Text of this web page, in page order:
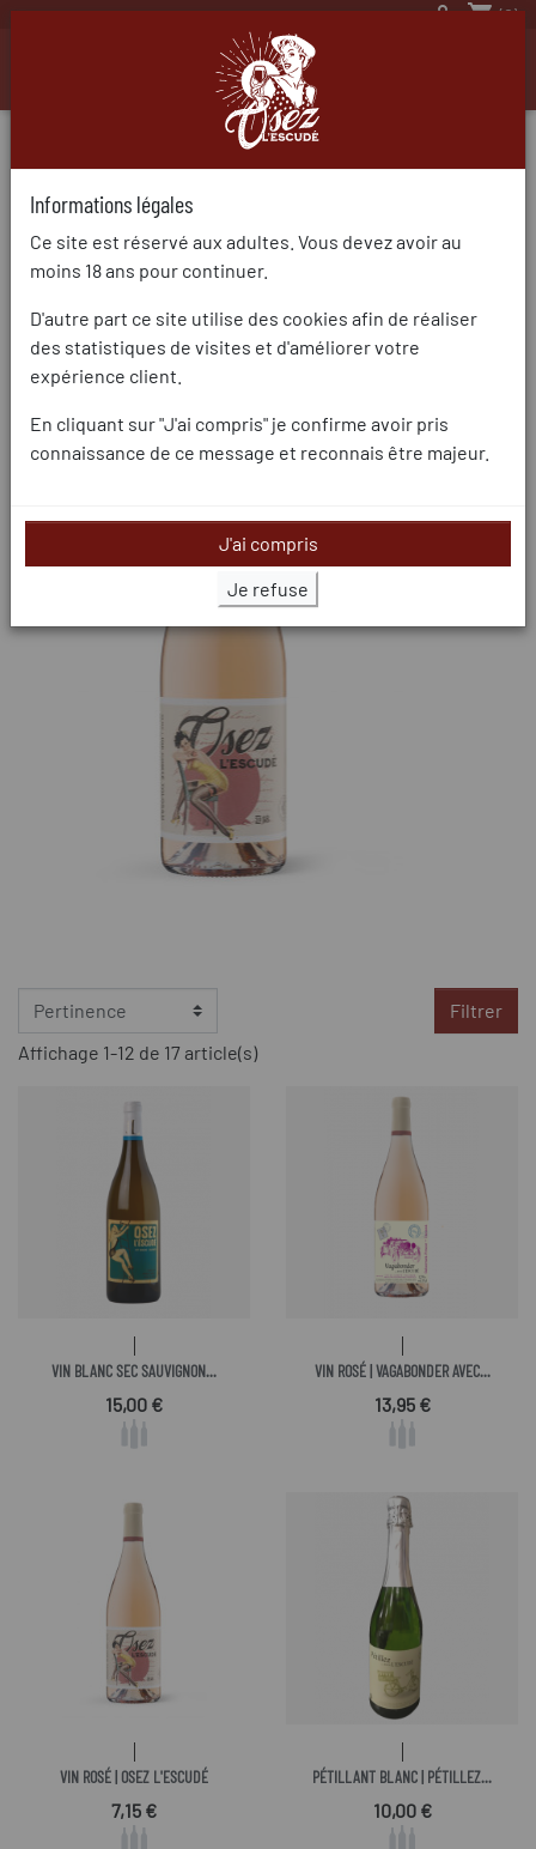
 shopping_cart(0)
Nos Vins,
SÉLECTION DU MOMENT
Filtrer
Affichage 1-12 de 17 article(s)
VIN BLANC SEC SAUVIGNON...
Prix
15,00 €
VIN ROSÉ | VAGABONDER AVEC...
Prix
13,95 €
VIN ROSÉ | OSEZ L'ESCUDÉ
Prix
7,15 €
PÉTILLANT BLANC | PÉTILLEZ...
Prix
10,00 €
Informations légales
Ce site est réservé aux adultes. Vous devez avoir au
moins 18 ans pour continuer.
D'autre part ce site utilise des cookies afin de réaliser
des statistiques de visites et d'améliorer votre
expérience client.
En cliquant sur "J'ai compris" je confirme avoir pris
connaissance de ce message et reconnais être majeur.
Je refuse
J'ai compris